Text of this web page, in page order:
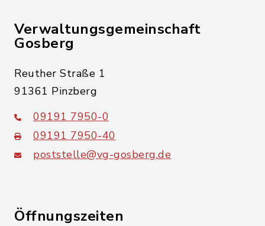
Verwaltungsgemeinschaft
Gosberg
Reuther Straße 1
91361 Pinzberg
09191 7950-0
09191 7950-40
poststelle@vg-gosberg.de
Öffnungszeiten